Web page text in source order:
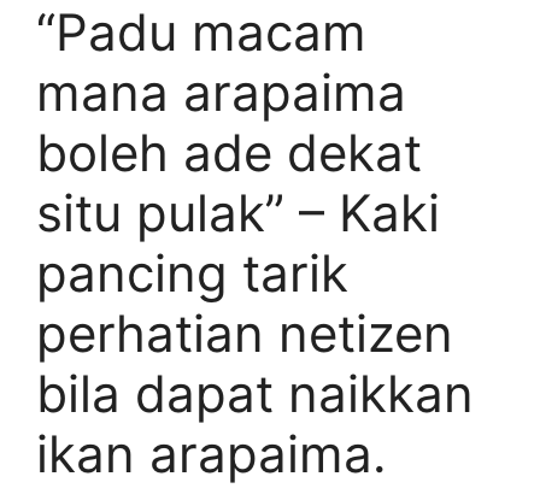
“Padu macam
mana arapaima
boleh ade dekat
situ pulak” – Kaki
pancing tarik
perhatian netizen
bila dapat naikkan
ikan arapaima.